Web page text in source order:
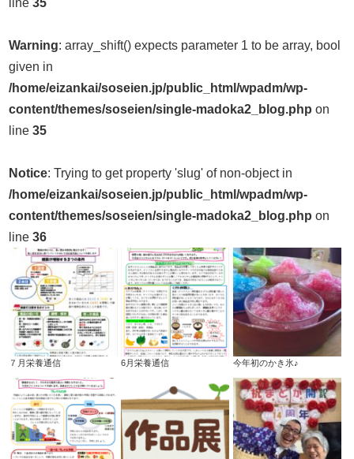
line35
Warning: array_shift() expects parameter 1 to be array, bool
given in
/home/eizankai/soseien.jp/public_html/wpadm/wp-
content/themes/soseien/single-madoka2_blog.php on
line35
Notice: Trying to get property 'slug' of non-object in
/home/eizankai/soseien.jp/public_html/wpadm/wp-
content/themes/soseien/single-madoka2_blog.php on
line36
７月栄養通信 6月栄養通信 今年初のかき氷♪